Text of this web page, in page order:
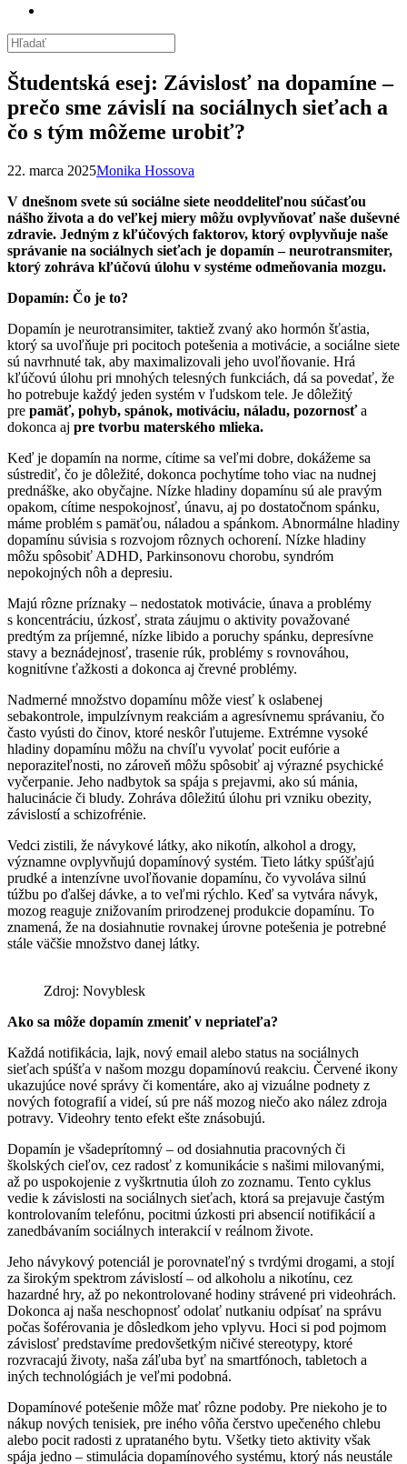
Študentská esej: Závislosť na dopamíne –
prečo sme závislí na sociálnych sieťach a
čo s tým môžeme urobiť?
22. marca 2025Monika Hossova
V dnešnom svete sú sociálne siete neoddeliteľnou súčasťou
nášho života a do veľkej miery môžu ovplyvňovať naše duševné
zdravie. Jedným z kľúčových faktorov, ktorý ovplyvňuje naše
správanie na sociálnych sieťach je dopamín – neurotransmiter,
ktorý zohráva kľúčovú úlohu v systéme odmeňovania mozgu.
Dopamín: Čo je to?
Dopamín je neurotransimiter, taktiež zvaný ako hormón šťastia,
ktorý sa uvoľňuje pri pocitoch potešenia a motivácie, a sociálne siete
sú navrhnuté tak, aby maximalizovali jeho uvoľňovanie. Hrá
kľúčovú úlohu pri mnohých telesných funkciách, dá sa povedať, že
ho potrebuje každý jeden systém v ľudskom tele. Je dôležitý
pre pamäť, pohyb, spánok, motiváciu, náladu, pozornosťa
dokonca aj pre tvorbu materského mlieka.
Keď je dopamín na norme, cítime sa veľmi dobre, dokážeme sa
sústrediť, čo je dôležité, dokonca pochytíme toho viac na nudnej
prednáške, ako obyčajne. Nízke hladiny dopamínu sú ale pravým
opakom, cítime nespokojnosť, únavu, aj po dostatočnom spánku,
máme problém s pamäťou, náladou a spánkom. Abnormálne hladiny
dopamínu súvisia s rozvojom rôznych ochorení. Nízke hladiny
môžu spôsobiť ADHD, Parkinsonovu chorobu, syndróm
nepokojných nôh a depresiu.
Majú rôzne príznaky – nedostatok motivácie, únava a problémy
s koncentráciu, úzkosť, strata záujmu o aktivity považované
predtým za príjemné, nízke libido a poruchy spánku, depresívne
stavy a beznádejnosť, trasenie rúk, problémy s rovnováhou,
kognitívne ťažkosti a dokonca aj črevné problémy.
Nadmerné množstvo dopamínu môže viesť k oslabenej
sebakontrole, impulzívnym reakciám a agresívnemu správaniu, čo
často vyústi do činov, ktoré neskôr ľutujeme. Extrémne vysoké
hladiny dopamínu môžu na chvíľu vyvolať pocit eufórie a
neporaziteľnosti, no zároveň môžu spôsobiť aj výrazné psychické
vyčerpanie. Jeho nadbytok sa spája s prejavmi, ako sú mánia,
halucinácie či bludy. Zohráva dôležitú úlohu pri vzniku obezity,
závislostí a schizofrénie.
Vedci zistili, že návykové látky, ako nikotín, alkohol a drogy,
významne ovplyvňujú dopamínový systém. Tieto látky spúšťajú
prudké a intenzívne uvoľňovanie dopamínu, čo vyvoláva silnú
túžbu po ďalšej dávke, a to veľmi rýchlo. Keď sa vytvára návyk,
mozog reaguje znižovaním prirodzenej produkcie dopamínu. To
znamená, že na dosiahnutie rovnakej úrovne potešenia je potrebné
stále väčšie množstvo danej látky.
Zdroj: Novyblesk
Ako sa môže dopamín zmeniť v nepriateľa?
Každá notifikácia, lajk, nový email alebo status na sociálnych
sieťach spúšťa v našom mozgu dopamínovú reakciu. Červené ikony
ukazujúce nové správy či komentáre, ako aj vizuálne podnety z
nových fotografií a videí, sú pre náš mozog niečo ako nález zdroja
potravy. Videohry tento efekt ešte znásobujú.
Dopamín je všadeprítomný – od dosiahnutia pracovných či
školských cieľov, cez radosť z komunikácie s našimi milovanými,
až po uspokojenie z vyškrtnutia úloh zo zoznamu. Tento cyklus
vedie k závislosti na sociálnych sieťach, ktorá sa prejavuje častým
kontrolovaním telefónu, pocitmi úzkosti pri absencií notifikácií a
zanedbávaním sociálnych interakcií v reálnom živote.
Jeho návykový potenciál je porovnateľný s tvrdými drogami, a stojí
za širokým spektrom závislostí – od alkoholu a nikotínu, cez
hazardné hry, až po nekontrolované hodiny strávené pri videohrách.
Dokonca aj naša neschopnosť odolať nutkaniu odpísať na správu
počas šoférovania je dôsledkom jeho vplyvu. Hoci si pod pojmom
závislosť predstavíme predovšetkým ničivé stereotypy, ktoré
rozvracajú životy, naša záľuba byť na smartfónoch, tabletoch a
iných technológiách je veľmi podobná.
Dopamínové potešenie môže mať rôzne podoby. Pre niekoho je to
nákup nových tenisiek, pre iného vôňa čerstvo upečeného chlebu
alebo pocit radosti z uprataného bytu. Všetky tieto aktivity však
spája jedno – stimulácia dopamínového systému, ktorý nás neustále